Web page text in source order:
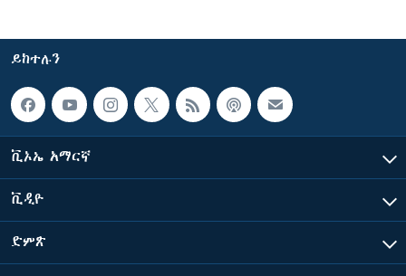
ይከተሉን
ቪኦኤ አማርኛ
ቪዲዮ
ድምጽ